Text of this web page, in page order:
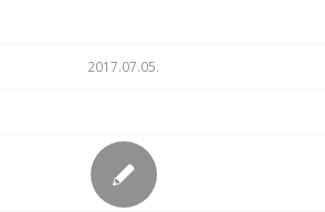
2017.07.05.